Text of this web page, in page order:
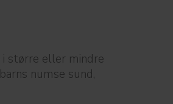
større eller mindre
numse sund,